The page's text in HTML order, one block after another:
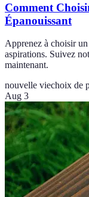
Comment
Épanouissant
Apprenez à choisir
aspirations. Suivez
maintenant.
nouvelle viechoix de
Aug 3